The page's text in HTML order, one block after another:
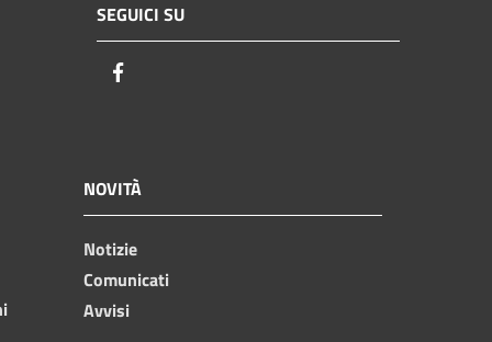
SEGUICI SU
NOVITÀ
Notizie
Comunicati
Avvisi